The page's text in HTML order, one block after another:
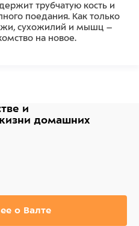
трубчатую кость и
поедания. Как только
сухожилий и мышц –
на новое.
и
домашних
о Валте